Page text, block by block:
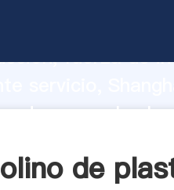
fuerza de
crea el
de